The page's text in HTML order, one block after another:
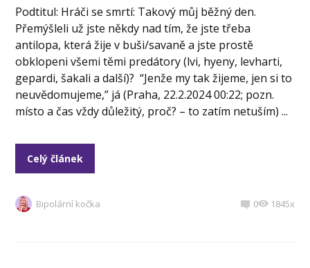
Podtitul: Hráči se smrtí: Takový můj běžný den.
Přemýšleli už jste někdy nad tím, že jste třeba
antilopa, která žije v buši/savaně a jste prostě
obklopeni všemi těmi predátory (lvi, hyeny, levharti,
gepardi, šakali a další)? “Jenže my tak žijeme, jen si to
neuvědomujeme,” já (Praha, 22.2.2024 00:22; pozn.
místo a čas vždy důležitý, proč? – to zatím netuším) ...
Celý článek
Bipolární kočka 0 1845x